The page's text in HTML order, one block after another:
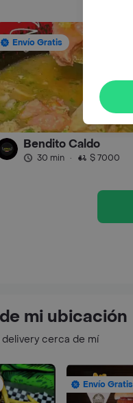
Envío Gratis
Bendito Caldo
30 min · $ 7000
mi ubicación
cerca de mí
Envío Gratis